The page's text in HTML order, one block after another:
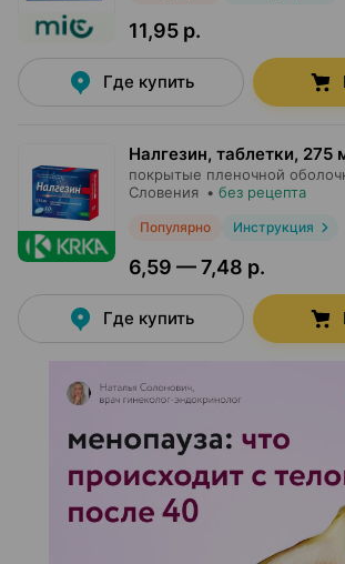
11,95 р.
Где купить
Налгезин, таблетки, 275
покрытые пленочной
Словения • без рецепта
Популярно Инструкция
6,59 — 7,48 р.
Где купить